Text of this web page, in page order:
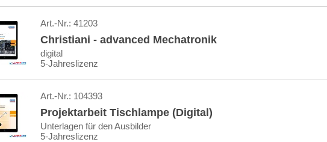
Art.-Nr.: 41203
Christiani - advanced Mechatronik
digital
5-Jahreslizenz
Art.-Nr.: 104393
Projektarbeit Tischlampe (Digital)
Unterlagen für den Ausbilder
5-Jahreslizenz